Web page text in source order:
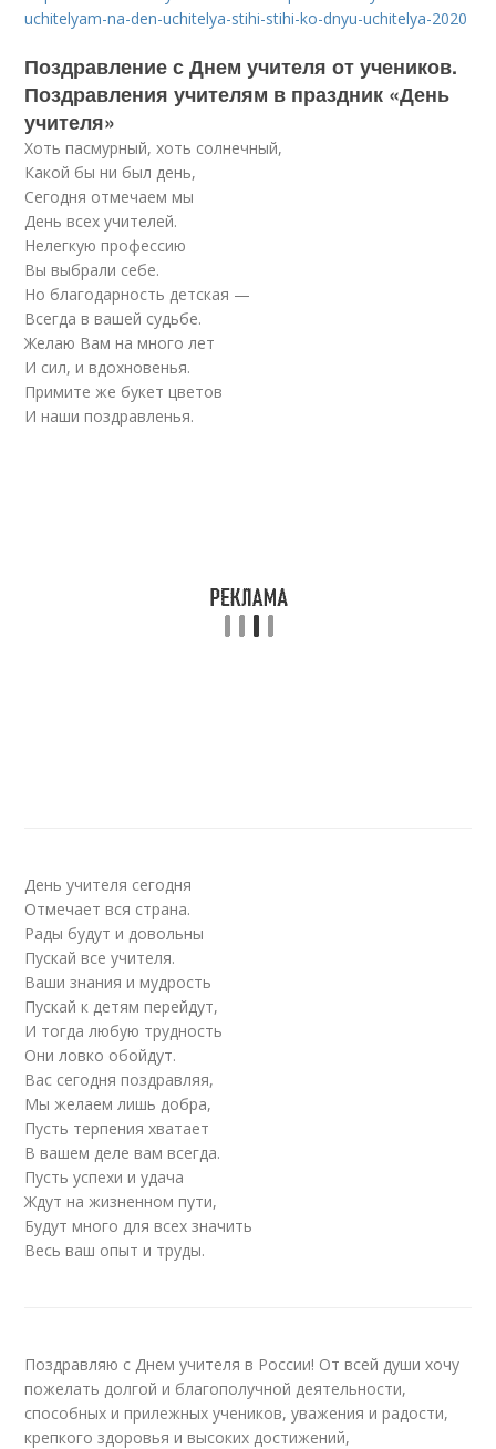
uchitelyam-na-den-uchitelya-stihi-stihi-ko-dnyu-uchitelya-2020
Поздравление с Днем учителя от учеников.
Поздравления учителям в праздник «День
учителя»
Хоть пасмурный, хоть солнечный,
Какой бы ни был день,
Сегодня отмечаем мы
День всех учителей.
Нелегкую профессию
Вы выбрали себе.
Но благодарность детская —
Всегда в вашей судьбе.
Желаю Вам на много лет
И сил, и вдохновенья.
Примите же букет цветов
И наши поздравленья.
День учителя сегодня
Отмечает вся страна.
Рады будут и довольны
Пускай все учителя.
Ваши знания и мудрость
Пускай к детям перейдут,
И тогда любую трудность
Они ловко обойдут.
Вас сегодня поздравляя,
Мы желаем лишь добра,
Пусть терпения хватает
В вашем деле вам всегда.
Пусть успехи и удача
Ждут на жизненном пути,
Будут много для всех значить
Весь ваш опыт и труды.
Поздравляю с Днем учителя в России! От всей души хочу
пожелать долгой и благополучной деятельности,
способных и прилежных учеников, уважения и радости,
крепкого здоровья и высоких достижений,